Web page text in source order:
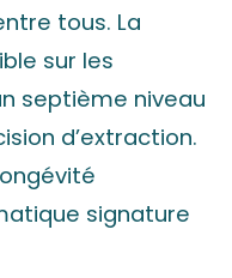
tous. La
sur les
septième niveau
d’extraction.
signature